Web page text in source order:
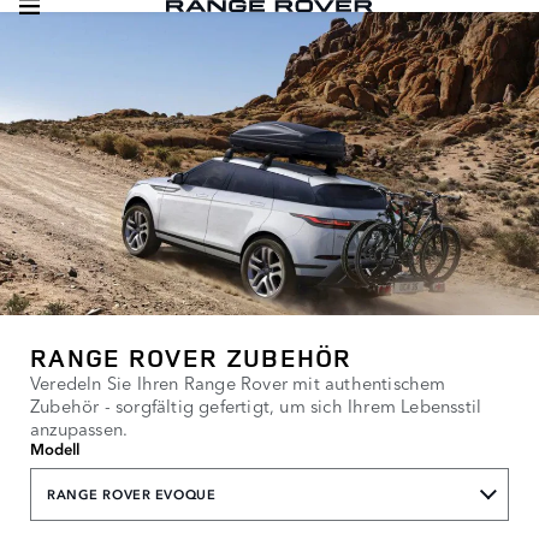
RANGE ROVER ZUBEHÖR
Veredeln Sie Ihren Range Rover mit authentischem
Zubehör - sorgfältig gefertigt, um sich Ihrem Lebensstil
anzupassen.
Modell
RANGE ROVER EVOQUE